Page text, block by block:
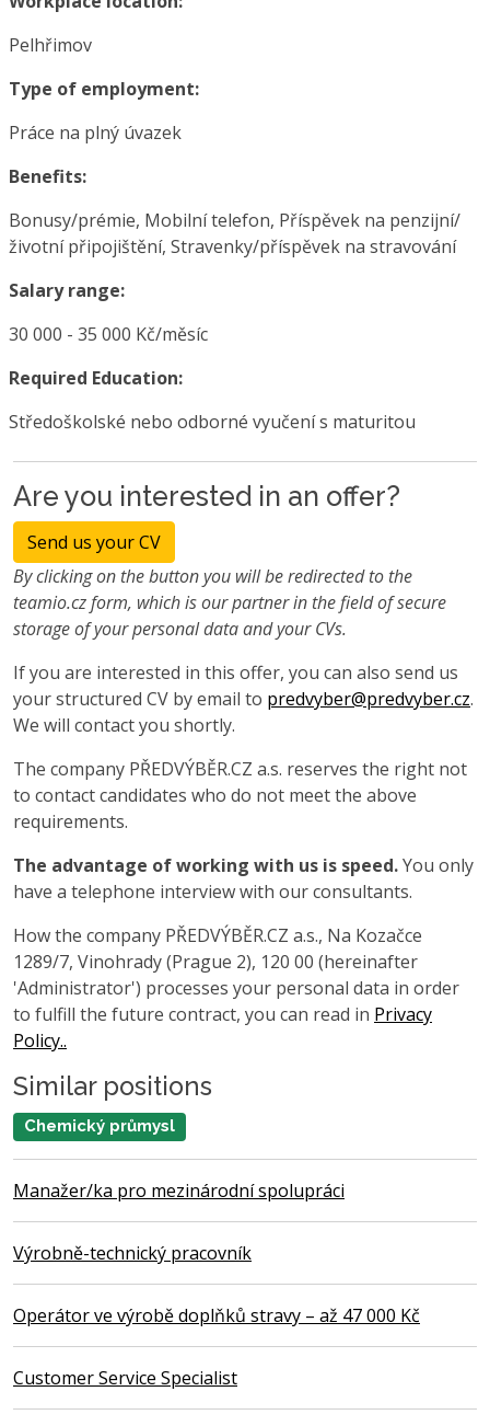
Pelhřimov
Type of employment:
Práce na plný úvazek
Benefits:
Bonusy/prémie, Mobilní telefon, Příspěvek na penzijní/
životní připojištění, Stravenky/příspěvek na stravování
Salary range:
30 000 - 35 000 Kč/měsíc
Required Education:
Středoškolské nebo odborné vyučení s maturitou
Are you interested in an offer?
Send us your CV
By clicking on the button you will be redirected to the
teamio.cz form, which is our partner in the field of secure
storage of your personal data and your CVs.
If you are interested in this offer, you can also send us
your structured CV by email to predvyber@predvyber.cz.
We will contact you shortly.
The company PŘEDVÝBĚR.CZ a.s. reserves the right not
to contact candidates who do not meet the above
requirements.
The advantage of working with us is speed.You only
have a telephone interview with our consultants.
How the company PŘEDVÝBĚR.CZ a.s., Na Kozačce
1289/7, Vinohrady (Prague 2), 120 00 (hereinafter
'Administrator') processes your personal data in order
to fulfill the future contract, you can read in Privacy
Policy..
Similar positions
Chemický průmysl
Manažer/ka pro mezinárodní spolupráci
Výrobně-technický pracovník
Operátor ve výrobě doplňků stravy – až 47 000 Kč
Customer Service Specialist